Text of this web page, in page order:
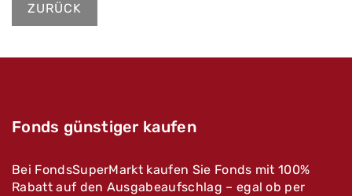
ZURÜCK
Fonds günstiger kaufen
Bei FondsSuperMarkt kaufen Sie Fonds mit 100%
Rabatt auf den Ausgabeaufschlag – egal ob per